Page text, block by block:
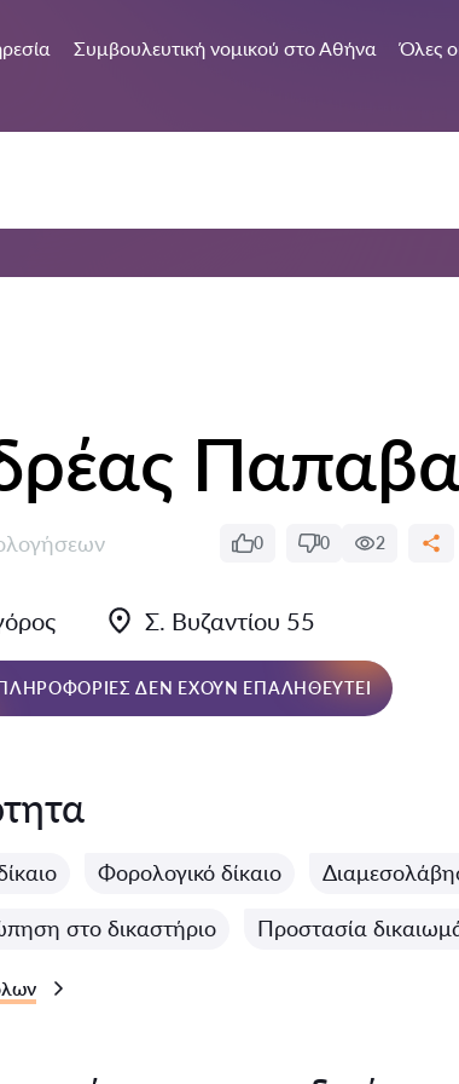
Συμβουλευτική νομικού στο Αθήνα Όλες
0 0 2
Σ. Βυζαντίου 55
ΔΕΝ ΈΧΟΥΝ ΕΠΑΛΗΘΕΥΤΕΊ
Φορολογικό δίκαιο
στο δικαστήριο Προστασία